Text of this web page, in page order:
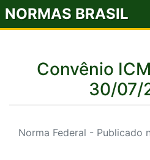
NORMAS BRASIL
Convênio
30/07/
Norma Federal - Publicado